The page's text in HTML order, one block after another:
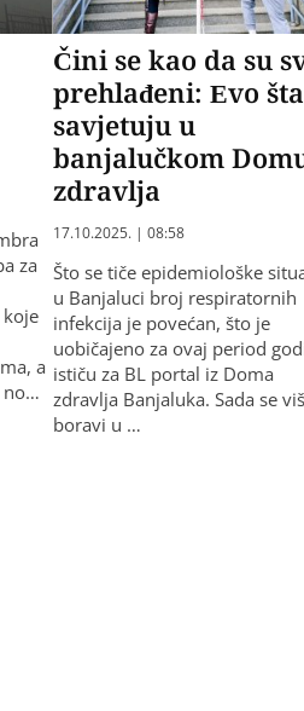
za
koje
a
no…
Čini se kao da su
prehlađeni: Evo šta
savjetuju u
banjalučkom
zdravlja
17.10.2025. | 08:58
Što se tiče epidemiološke
u Banjaluci broj respiratornih
infekcija je povećan, što je
uobičajeno za ovaj period
ističu za BL portal iz Doma
zdravlja Banjaluka. Sada se
boravi u …